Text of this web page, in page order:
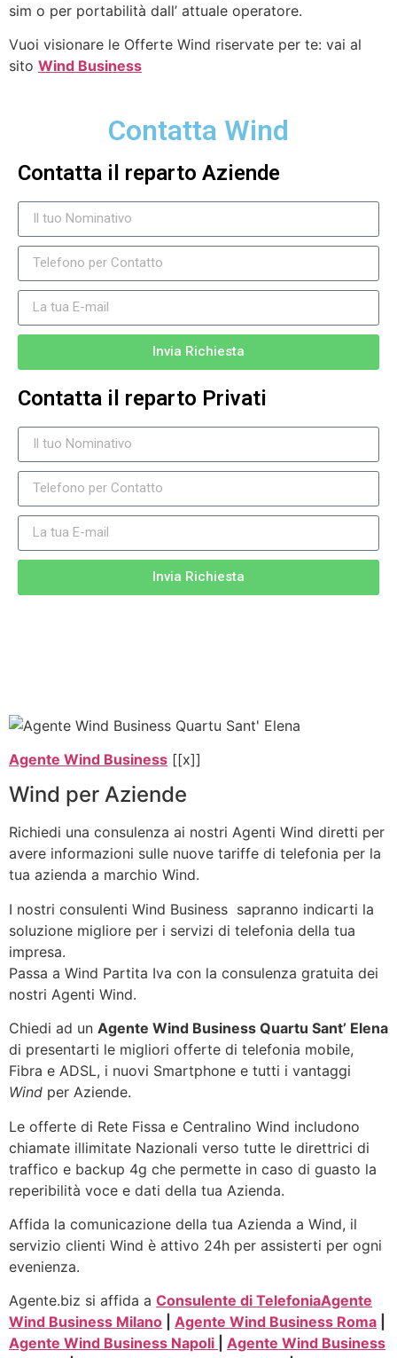
sim o per portabilità dall’ attuale operatore.
Vuoi visionare le Offerte Wind riservate per te: vai al
sito Wind Business
Contatta Wind
Contatta il reparto Aziende
Invia Richiesta
Contatta il reparto Privati
Invia Richiesta
Agente Wind Business [[x]]
Wind per Aziende
Richiedi una consulenza ai nostri Agenti Wind diretti per
avere informazioni sulle nuove tariffe di telefonia per la
tua azienda a marchio Wind.
I nostri consulenti Wind Business sapranno indicarti la
soluzione migliore per i servizi di telefonia della tua
impresa.
Passa a Wind Partita Iva con la consulenza gratuita dei
nostri Agenti Wind.
Chiedi ad un Agente Wind Business Quartu Sant’ Elena
di presentarti le migliori offerte di telefonia mobile,
Fibra e ADSL, i nuovi Smartphone e tutti i vantaggi
Wind per Aziende.
Le offerte di Rete Fissa e Centralino Wind includono
chiamate illimitate Nazionali verso tutte le direttrici di
traffico e backup 4g che permette in caso di guasto la
reperibilità voce e dati della tua Azienda.
Affida la comunicazione della tua Azienda a Wind, il
servizio clienti Wind è attivo 24h per assisterti per ogni
evenienza.
Agente.biz si affida a Consulente di TelefoniaAgente
Wind Business Milano
Agente Wind Business Roma
Agente Wind Business Napoli
Agente Wind Business